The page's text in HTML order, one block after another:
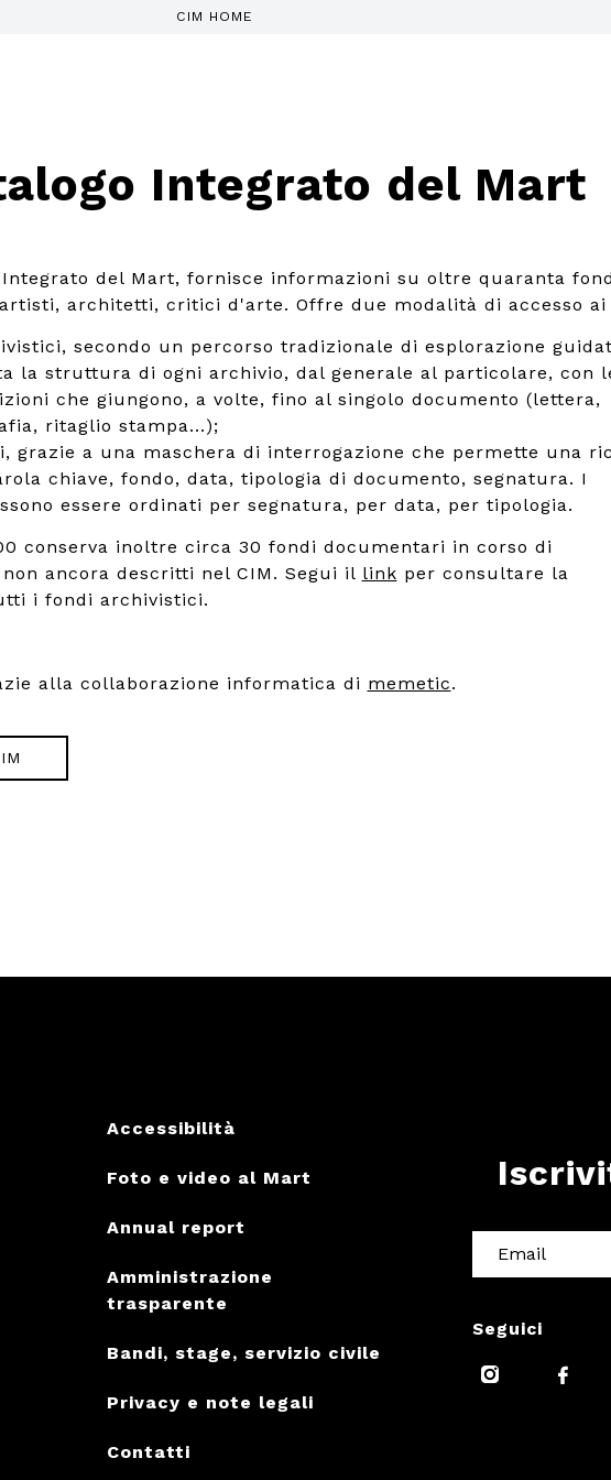
CIM HOME
Integrato del Mart
Integrato del Mart, fornisce informazioni su oltre quaranta
architetti, critici d'arte. Offre due modalità di accesso ai
secondo un percorso tradizionale di esplorazione
la struttura di ogni archivio, dal generale al particolare, con
che giungono, a volte, fino al singolo documento (lettera,
ritaglio stampa...);
grazie a una maschera di interrogazione che permette una
chiave, fondo, data, tipologia di documento, segnatura. I
essere ordinati per segnatura, per data, per tipologia.
conserva inoltre circa 30 fondi documentari in corso di
ancora descritti nel CIM. Segui il link per consultare la
i fondi archivistici.
alla collaborazione informatica di memetic.
Accessibilità
Foto e video al Mart
Annual report
Amministrazione
trasparente
Bandi, stage, servizio civile
Privacy e note legali
Contatti
Seguici